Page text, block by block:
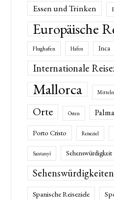
Essen und Trinken
Europäische
Flughafen Hafen Inca
Internationale
Mallorca
Orte Osten Palma
Porto Cristo Reiseziel
Santanyí Sehenswürdigkeit
Sehenswürdigkeiten
Spanische Reiseziele